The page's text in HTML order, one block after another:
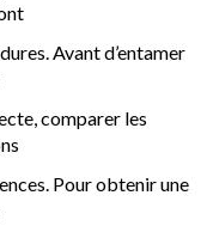
Avant d’entamer
comparer les
Pour obtenir une